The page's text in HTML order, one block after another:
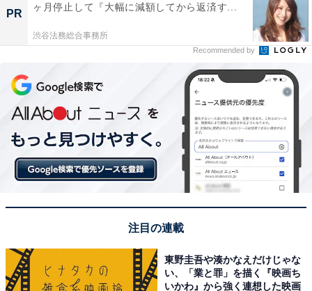
PR
ヶ月停止して『大幅に減額してから返済す...
渋谷法務総合事務所
Recommended by
注目の連載
東野圭吾や湊かなえだけじゃな
い、「業と罪」を描く『映画ち
いかわ』から強く連想した映画